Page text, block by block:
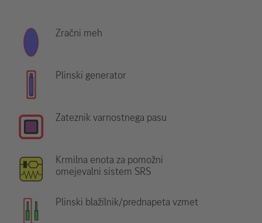
Zračni meh
Plinski generator
Zateznik varnostnega pasu
Krmilna enota za pomožni
omejevalni sistem SRS
Plinski blažilnik/prednapeta vzmet